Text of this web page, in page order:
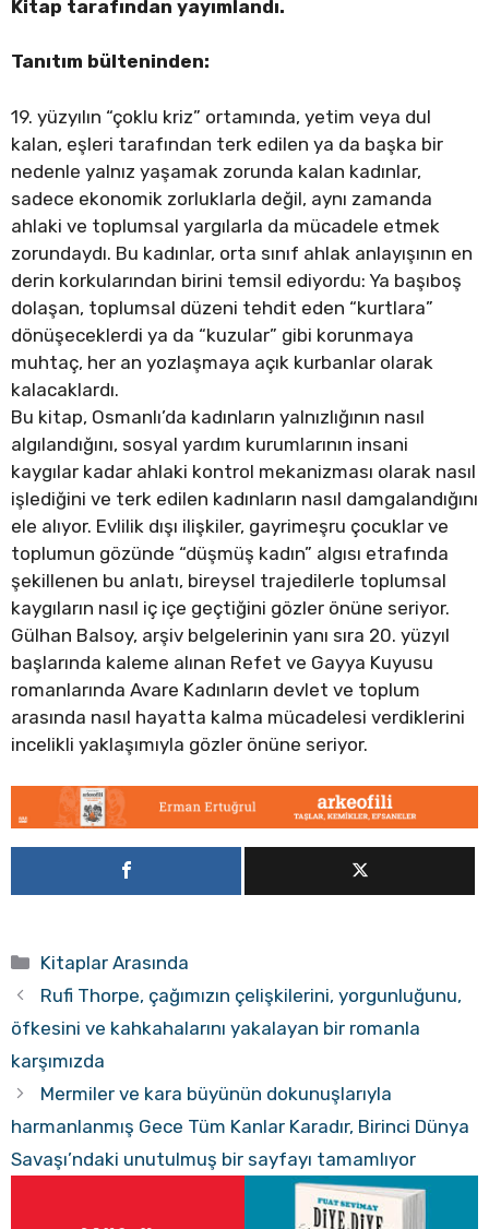
Kitap tarafından yayımlandı.
Tanıtım bülteninden:
19. yüzyılın “çoklu kriz” ortamında, yetim veya dul
kalan, eşleri tarafından terk edilen ya da başka bir
nedenle yalnız yaşamak zorunda kalan kadınlar,
sadece ekonomik zorluklarla değil, aynı zamanda
ahlaki ve toplumsal yargılarla da mücadele etmek
zorundaydı. Bu kadınlar, orta sınıf ahlak anlayışının en
derin korkularından birini temsil ediyordu: Ya başıboş
dolaşan, toplumsal düzeni tehdit eden “kurtlara”
dönüşeceklerdi ya da “kuzular” gibi korunmaya
muhtaç, her an yozlaşmaya açık kurbanlar olarak
kalacaklardı.
Bu kitap, Osmanlı’da kadınların yalnızlığının nasıl
algılandığını, sosyal yardım kurumlarının insani
kaygılar kadar ahlaki kontrol mekanizması olarak nasıl
işlediğini ve terk edilen kadınların nasıl damgalandığını
ele alıyor. Evlilik dışı ilişkiler, gayrimeşru çocuklar ve
toplumun gözünde “düşmüş kadın” algısı etrafında
şekillenen bu anlatı, bireysel trajedilerle toplumsal
kaygıların nasıl iç içe geçtiğini gözler önüne seriyor.
Gülhan Balsoy, arşiv belgelerinin yanı sıra 20. yüzyıl
başlarında kaleme alınan Refet ve Gayya Kuyusu
romanlarında Avare Kadınların devlet ve toplum
arasında nasıl hayatta kalma mücadelesi verdiklerini
incelikli yaklaşımıyla gözler önüne seriyor.
Kategoriler
Kitaplar Arasında
Rufi Thorpe, çağımızın çelişkilerini, yorgunluğunu,
öfkesini ve kahkahalarını yakalayan bir romanla
karşımızda
Mermiler ve kara büyünün dokunuşlarıyla
harmanlanmış Gece Tüm Kanlar Karadır, Birinci Dünya
Savaşı’ndaki unutulmuş bir sayfayı tamamlıyor